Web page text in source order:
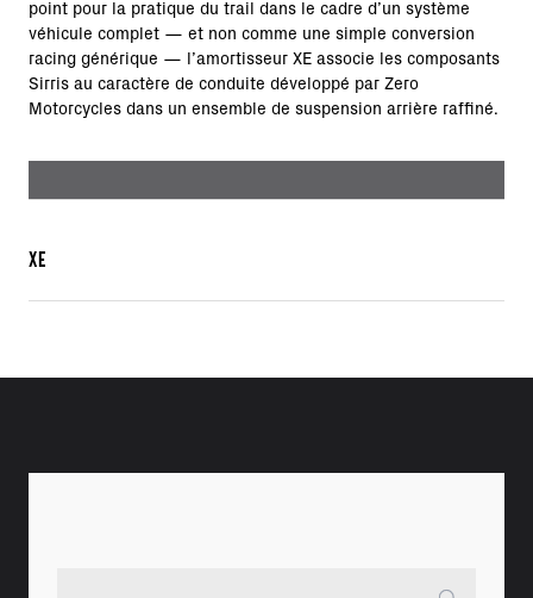
point pour la pratique du trail dans le cadre d’un système
véhicule complet — et non comme une simple conversion
racing générique — l’amortisseur XE associe les composants
Sirris au caractère de conduite développé par Zero
Motorcycles dans un ensemble de suspension arrière raffiné.
XE